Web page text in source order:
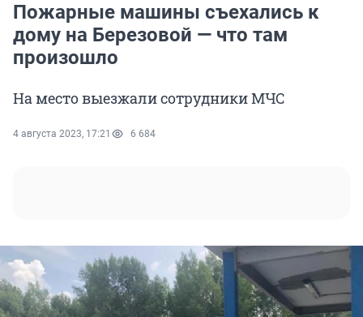
Пожарные машины съехались к
дому на Березовой — что там
произошло
На место выезжали сотрудники МЧС
4 августа 2023, 17:21 6 684